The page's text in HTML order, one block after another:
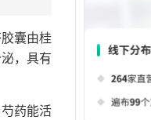
囊由桂
，具有
药能活